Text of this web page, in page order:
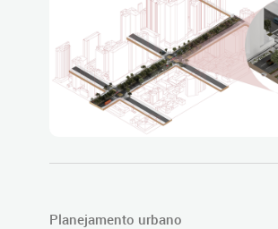
Planejamento urbano